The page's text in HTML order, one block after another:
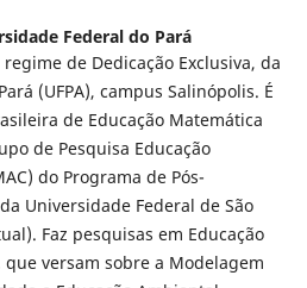
Federal do Pará
de Dedicação Exclusiva, da
(UFPA), campus Salinópolis. É
de Educação Matemática
de Pesquisa Educação
do Programa de Pós-
Universidade Federal de São
Faz pesquisas em Educação
versam sobre a Modelagem